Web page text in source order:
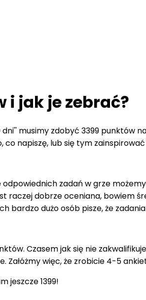
jak je zebrać?
musimy zdobyć 3399 punktów
napiszę, lub się tym
zadań w grze
raczej dobrze oceniana, bowiem
bardzo dużo osób pisze, że
Czasem jak się nie
więc, że zrobicie 4-5
jeszcze 1399!